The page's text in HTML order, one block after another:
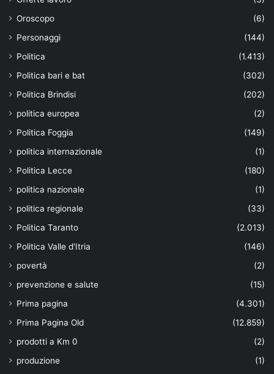
Oroscopo
(6)
Personaggi
(144)
Politica
(1.413)
Politica bari e bat
(302)
Politica Brindisi
(202)
politica europea
(2)
Politica Foggia
(149)
politica internazionale
(1)
Politica Lecce
(180)
politica nazionale
(1)
politica regionale
(33)
Politica Taranto
(2.013)
Politica Valle d'Itria
(146)
povertà
(2)
prevenzione e salute
(15)
Prima pagina
(4.301)
Prima Pagina Old
(12.859)
prodotti a Km 0
(2)
produzione
(1)